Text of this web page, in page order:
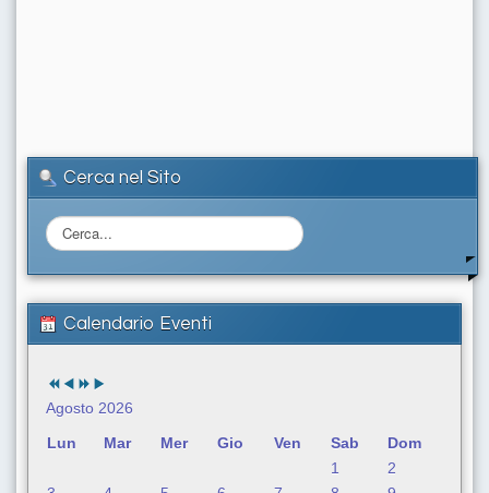
Cerca nel Sito
C
e
r
a
.
.
Calendario Eventi
Agosto 2026
Lun
Mar Mer Gio Ven Sab
Dom
1
2